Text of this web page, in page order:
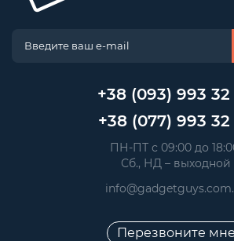
+38 (093) 993 32
+38 (077) 993 32
ПН-ПТ с 09:00 до
Сб., НД – выходной
Перезвоните мне